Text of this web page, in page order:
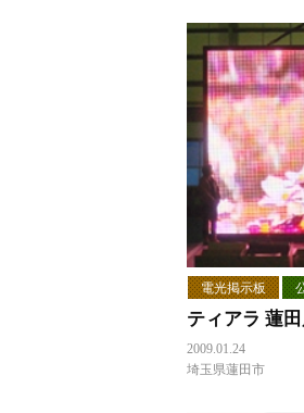
電光掲示板
ティアラ 蓮
2009.01.24
埼玉県蓮田市